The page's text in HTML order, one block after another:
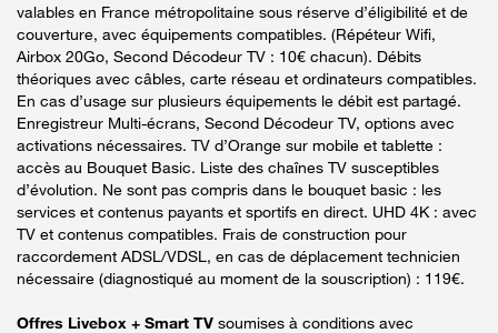
valables en France métropolitaine sous réserve d’éligibilité et de
couverture, avec équipements compatibles. (Répéteur Wifi,
Airbox 20Go, Second Décodeur TV : 10€ chacun). Débits
théoriques avec câbles, carte réseau et ordinateurs compatibles.
En cas d’usage sur plusieurs équipements le débit est partagé.
Enregistreur Multi-écrans, Second Décodeur TV, options avec
activations nécessaires. TV d’Orange sur mobile et tablette :
accès au Bouquet Basic. Liste des chaînes TV susceptibles
d’évolution. Ne sont pas compris dans le bouquet basic : les
services et contenus payants et sportifs en direct. UHD 4K : avec
TV et contenus compatibles. Frais de construction pour
raccordement ADSL/VDSL, en cas de déplacement technicien
nécessaire (diagnostiqué au moment de la souscription) : 119€.
Offres Livebox + Smart TV soumises à conditions avec